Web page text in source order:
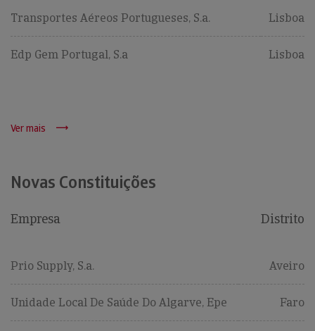
Transportes Aéreos Portugueses, S.a. Lisboa
Edp Gem Portugal, S.a Lisboa
Ver mais
Novas Constituições
Empresa Distrito
Prio Supply, S.a. Aveiro
Unidade Local De Saúde Do Algarve, Epe Faro